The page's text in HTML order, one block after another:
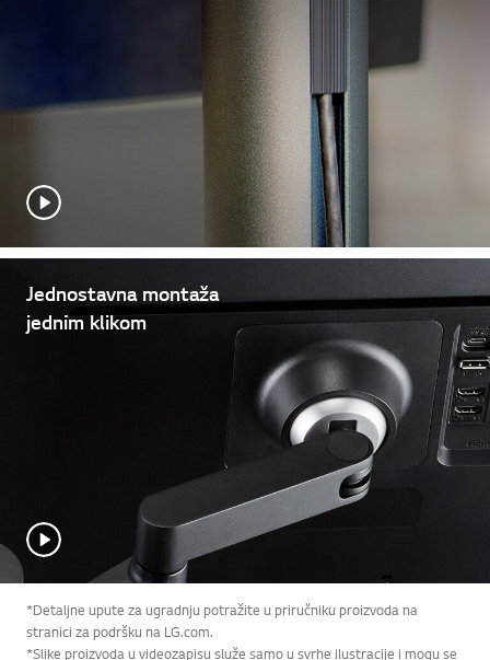
Jednostavna montaža
jednim klikom
*Detaljne upute za ugradnju potražite u priručniku proizvoda na
stranici za podršku na LG.com.
*Slike proizvoda u videozapisu služe samo u svrhe ilustracije i mogu se